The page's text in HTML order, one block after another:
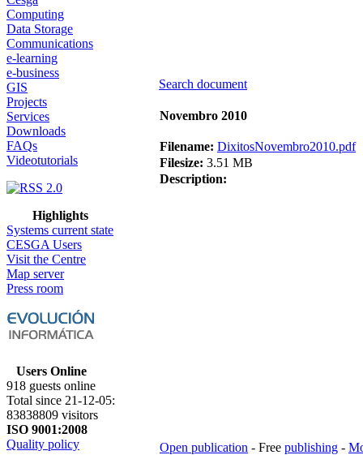
Computing
Data Storage
Communications
e-learning
e-business
GIS
Projects
Services
Downloads
FAQs
Videotutorials
Highlights
Systems current state
CESGA Users
Visit the Centre
Map server
Press room
Users Online
918 guests online
Total since 21-12-05:
83838809 visitors
ISO 9001:2008
Quality policy
Search document
Novembro 2010
Filename: DixitosNovembro2010.pdf
Filesize: 3.51 MB
Description:
Open publication - Free publishing -